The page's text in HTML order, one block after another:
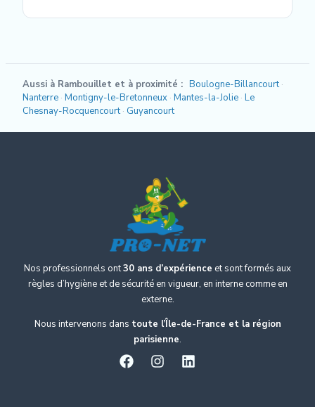
Aussi à Rambouillet et à proximité : Boulogne-Billancourt
Nanterre Montigny-le-Bretonneux Mantes-la-Jolie Le
Chesnay-Rocquencourt Guyancourt
Nos professionnels ont30 ans d’expérience et sont formés aux
règles d’hygiène et de sécurité en vigueur, en interne comme en
externe.
Nous intervenons dans toute l’Île-de-France et la région
parisienne.